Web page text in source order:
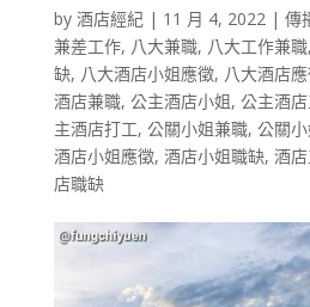
by 酒店經紀| 11 月 4, 2022| 傳
兼差工作, 八大兼職, 八大工作兼職,
缺, 八大酒店小姐應徵, 八大酒店
酒店兼職, 公主酒店小姐, 公主酒
主酒店打工, 公關小姐兼職, 公關
酒店小姐應徵, 酒店小姐職缺, 酒
店職缺